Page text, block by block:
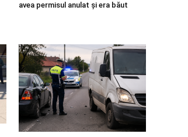
avea permisul anulat și era băut